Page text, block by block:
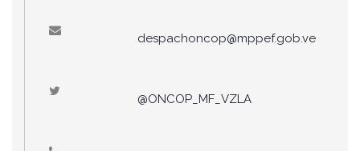
despachoncop@mppef.gob.ve
@ONCOP_MF_VZLA